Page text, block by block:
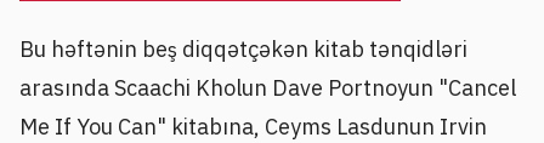
Bu həftənin beş diqqətçəkən kitab tənqidləri
arasında Scaachi Kholun Dave Portnoyun "Cancel
Me If You Can" kitabına, Ceyms Lasdunun Irvin